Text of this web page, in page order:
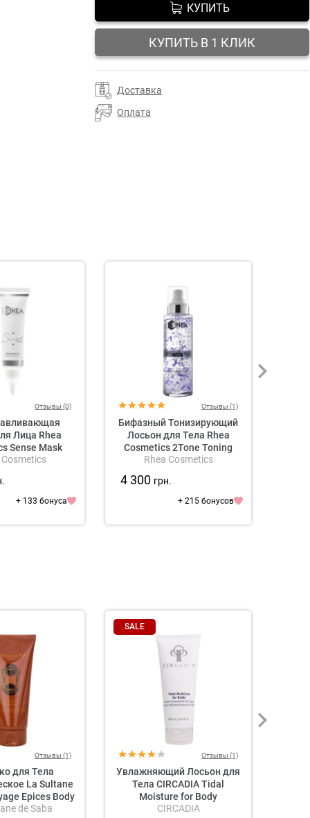
КУПИТЬ
КУПИТЬ В 1 КЛИК
Доставка
Оплата
Отзывы (0)
Лица Rhea
Sense Mask
Facial Mask
Cosmetics
+ 133 бонуса
Отзывы (1)
Бифазный Тонизирующий
Лосьон для Тела Rhea
Cosmetics 2Tone Toning
Biphasic Body Lotion
Rhea Cosmetics
4 300 грн.
+ 215 бонусов
Отзывы (1)
для Тела
La Sultane
Epices Body
- Amber
de Saba
SALE
Отзывы (1)
Увлажняющий Лосьон для
Тела CIRCADIA Tidal
Moisture for Body
CIRCADIA